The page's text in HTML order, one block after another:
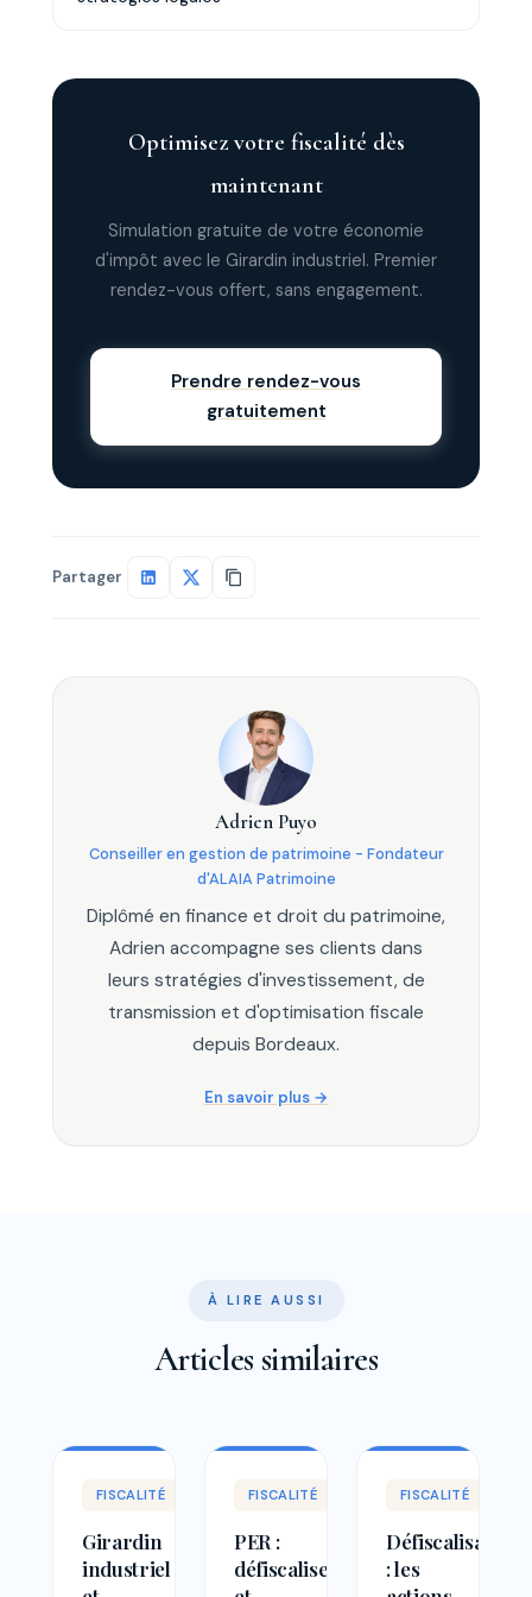
dépasse le montant investi. C'est pourquoi il se
Optimisez votre fiscalité dès
maintenant
Simulation gratuite de votre économie
d'impôt avec le Girardin industriel. Premier
rendez-vous offert, sans engagement.
Prendre rendez-vous
gratuitement
Partager
Adrien Puyo
Conseiller en gestion de patrimoine - Fondateur
d'ALAIA Patrimoine
Diplômé en finance et droit du patrimoine,
Adrien accompagne ses clients dans
leurs stratégies d'investissement, de
transmission et d'optimisation fiscale
depuis Bordeaux.
En savoir plus
À LIRE AUSSI
Articles similaires
FISCALITÉ
Girardin
industriel
FISCALITÉ
PER :
défiscaliser
FISCALITÉ
Défiscalisation
: les